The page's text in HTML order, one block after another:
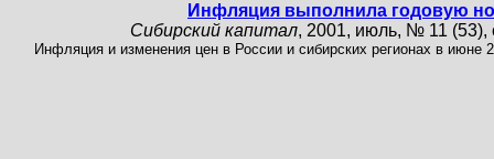
Инфляция выполнила годовую
Сибирский капитал, 2001, июль, № 11 (53),
Инфляция и изменения цен в России и сибирских регионах в июне